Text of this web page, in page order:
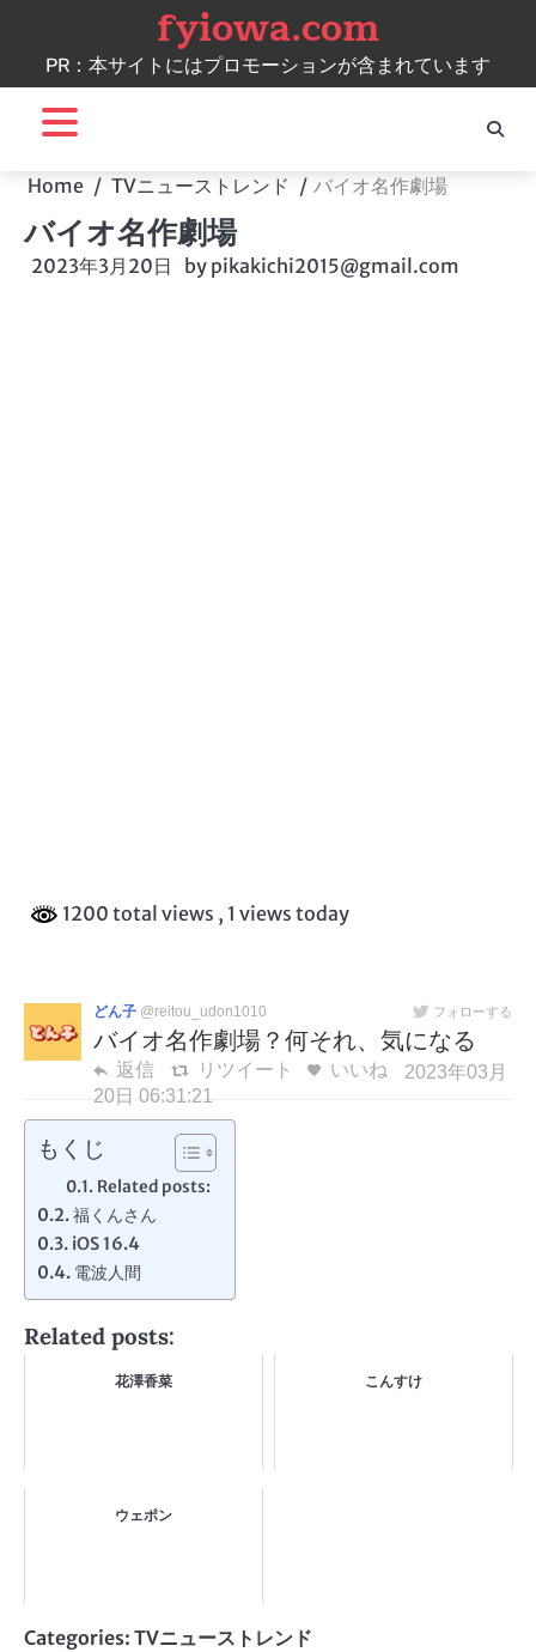
content
fyiowa.com
PR：本サイトにはプロモーションが含まれています
Home TVニューストレンド バイオ名作劇場
バイオ名作劇場
2023年3月20日 by pikakichi2015@gmail.com
1200 total views , 1 views today
どん子 @reitou_udon1010 フォローする
バイオ名作劇場？何それ、気になる
返信 リツイート いいね
2023年03月
20日 06:31:21
もくじ
Related posts:
福くんさん
iOS 16.4
電波人間
Related posts:
花澤香菜 こんすけ
ウェポン
Categories: TVニューストレンド